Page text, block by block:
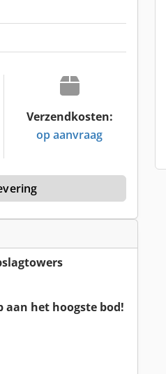
Verzendkosten:
op aanvraag
aan het hoogste bod!